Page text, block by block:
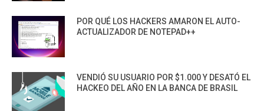
POR QUÉ LOS HACKERS AMARON EL AUTO-
ACTUALIZADOR DE NOTEPAD++
VENDIÓ SU USUARIO POR $1.000 Y DESATÓ EL
HACKEO DEL AÑO EN LA BANCA DE BRASIL